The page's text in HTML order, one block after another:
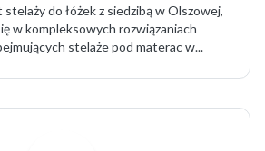
do łóżek z siedzibą w Olszowej,
w kompleksowych rozwiązaniach
stelaże pod materac w...